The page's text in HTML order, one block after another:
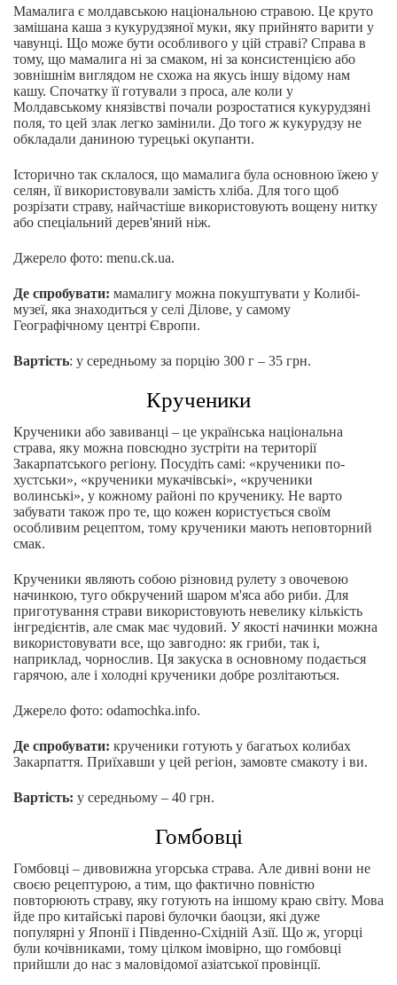
Мамалига є молдавською національною стравою. Це круто
замішана каша з кукурудзяної муки, яку прийнято варити у
чавунці. Що може бути особливого у цій страві? Справа в
тому, що мамалига ні за смаком, ні за консистенцією або
зовнішнім виглядом не схожа на якусь іншу відому нам
кашу. Спочатку її готували з проса, але коли у
Молдавському князівстві почали розростатися кукурудзяні
поля, то цей злак легко замінили. До того ж кукурудзу не
обкладали даниною турецькі окупанти.
Історично так склалося, що мамалига була основною їжею у
селян, її використовували замість хліба. Для того щоб
розрізати страву, найчастіше використовують вощену нитку
або спеціальний дерев'яний ніж.
Джерело фото: menu.ck.ua.
Де спробувати: мамалигу можна покуштувати у Колибі-
музеї, яка знаходиться у селі Ділове, у самому
Географічному центрі Європи.
Вартість: у середньому за порцію 300 г – 35 грн.
Крученики
Крученики або завиванці – це українська національна
страва, яку можна повсюдно зустріти на території
Закарпатського регіону. Посудіть самі: «крученики по-
хустськи», «крученики мукачівські», «крученики
волинські», у кожному районі по крученику. Не варто
забувати також про те, що кожен користується своїм
особливим рецептом, тому крученики мають неповторний
смак.
Крученики являють собою різновид рулету з овочевою
начинкою, туго обкручений шаром м'яса або риби. Для
приготування страви використовують невелику кількість
інгредієнтів, але смак має чудовий. У якості начинки можна
використовувати все, що завгодно: як гриби, так і,
наприклад, чорнослив. Ця закуска в основному подається
гарячою, але і холодні крученики добре розлітаються.
Джерело фото: odamochka.info.
Де спробувати: крученики готують у багатьох колибах
Закарпаття. Приїхавши у цей регіон, замовте смакоту і ви.
Вартість: у середньому – 40 грн.
Гомбовці
Гомбовці – дивовижна угорська страва. Але дивні вони не
своєю рецептурою, а тим, що фактично повністю
повторюють страву, яку готують на іншому краю світу. Мова
йде про китайські парові булочки баоцзи, які дуже
популярні у Японії і Південно-Східній Азії. Що ж, угорці
були кочівниками, тому цілком імовірно, що гомбовці
прийшли до нас з маловідомої азіатської провінції.